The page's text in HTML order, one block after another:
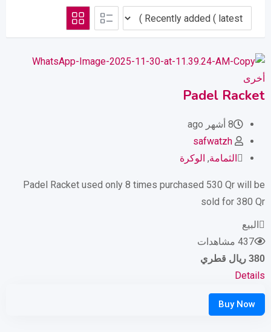
أخرى
Padel Racket
8 أشهر ago
safwatzh
الثمامة, الوكرة
Padel Racket used only 8 times purchased 530 Qr will be
sold for 380 Qr
البيع
437 مشاهدات
380 ريال قطري
Details